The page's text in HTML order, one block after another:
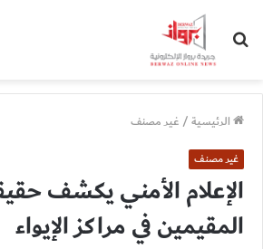
الرئيسية/غير مصنف
غير مصنف
الإعلام الأمني يكشف
المقيمين في مراكز الإيواء